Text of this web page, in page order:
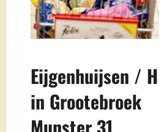
Eijgenhuijsen / H
in Grootebroek